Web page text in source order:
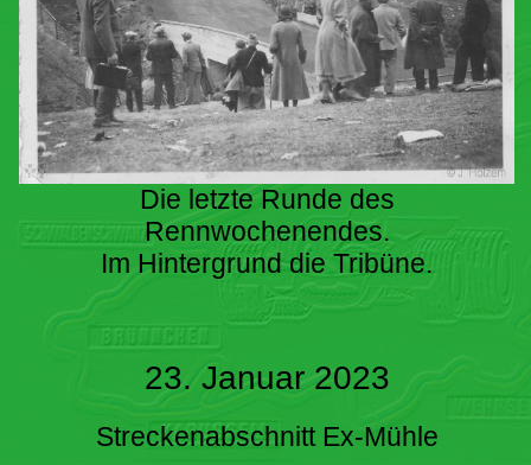
Die letzte Runde des
Rennwochenendes.
Im Hintergrund die Tribüne.
23. Januar 2023
Streckenabschnitt Ex-Mühle